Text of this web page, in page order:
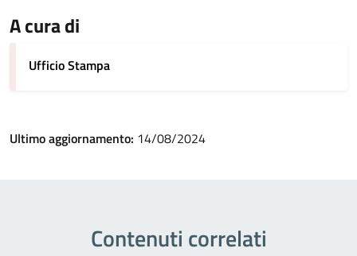
A cura di
Ufficio Stampa
Ultimo aggiornamento: 14/08/2024
Contenuti correlati